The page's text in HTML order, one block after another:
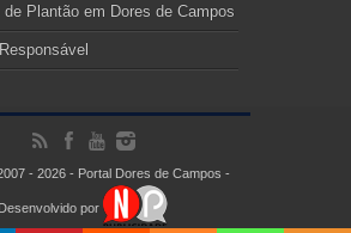
de Plantão em Dores de Campos
- 2026 - Portal Dores de Campos -
Desenvolvido por